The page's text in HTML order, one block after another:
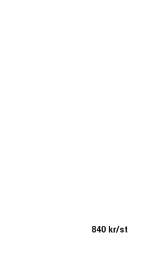
840 kr/st